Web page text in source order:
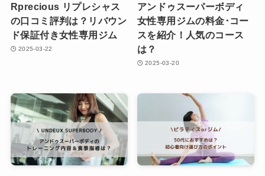
Rprecious リプレシャス
の口コミ評判は？リバウン
ド保証付き女性専用ジム
2025-03-22
アンドゥスーパーボディ
女性専用ジムの料金･コー
スを紹介！人気のコース
は？
2025-03-20